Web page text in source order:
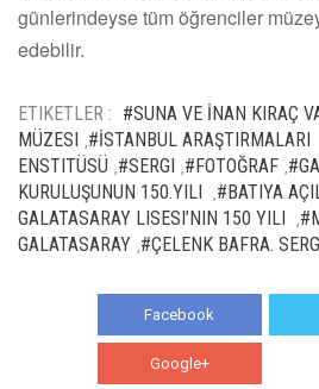
günlerindeyse tüm öğrenciler
edebilir.
ETIKETLER : #SUNA VE İNAN KIRAÇ
MÜZESI #İSTANBUL ARAŞTIRMALARI
ENSTITÜSÜ #SERGI #FOTOĞRAF
KURULUŞUNUN 150.YILI
#BATIYA
GALATASARAY LISESI’NIN 150 YILI
GALATASARAY #ÇELENK BAFRA.
Facebook
Google+